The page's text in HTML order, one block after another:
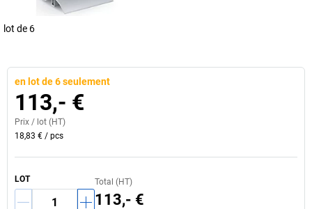
lot de 6
en lot de 6 seulement
113,- €
Prix / lot (HT)
18,83 € / pcs
LOT Total (HT)
113,- €